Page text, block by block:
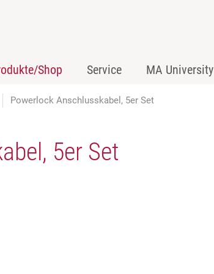
Shop Service MA University
Powerlock Anschlusskabel, 5er Set
5er Set